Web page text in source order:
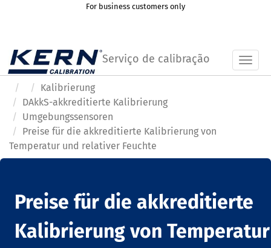
For business customers only
Serviço de calibração
Kalibrierung
DAkkS-akkreditierte Kalibrierung
Umgebungssensoren
Preise für die akkreditierte Kalibrierung von
Temperatur und relativer Feuchte
Preise für die akkreditierte
Kalibrierung von Temperatur